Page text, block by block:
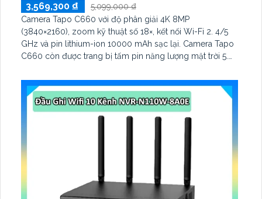
3,569,300 ₫
5,099,000 ₫
Camera Tapo C660 với độ phân giải 4K 8MP
(3840×2160), zoom kỹ thuật số 18×, kết nối Wi-Fi 2. 4/5
GHz và pin lithium-ion 10000 mAh sạc lại. Camera Tapo
C660 còn được trang bị tấm pin năng lượng mặt trời 5.
tiện, lưu trữ thẻ microSD tối đa 512 GB